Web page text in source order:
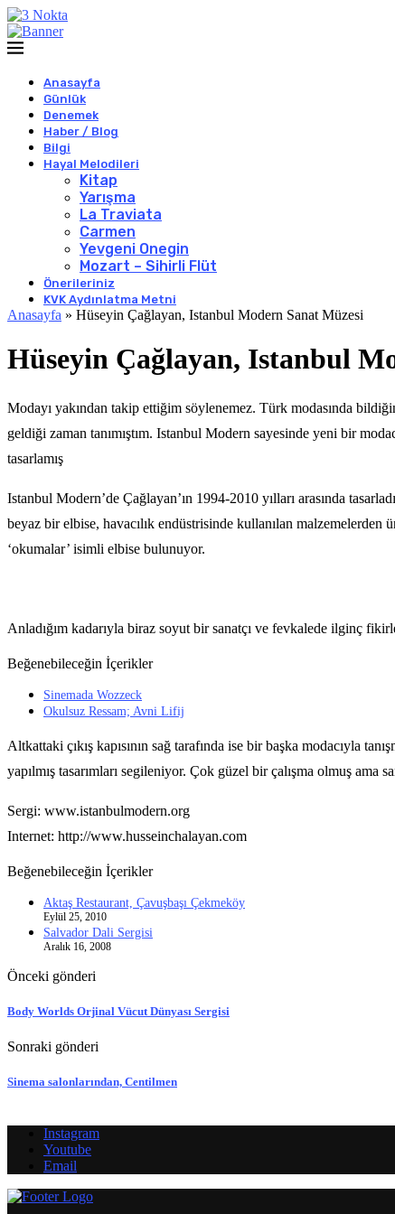
Anasayfa
Günlük
Denemek
Haber / Blog
Bilgi
Hayal Melodileri
Kitap
Yarışma
La Traviata
Carmen
Yevgeni Onegin
Mozart – Sihirli Flüt
Önerileriniz
KVK Aydınlatma Metni
Anasayfa » Hüseyin Çağlayan, Istanbul Modern Sanat Müzesi
Hüseyin Çağlayan, Istanbul
Modayı yakından takip ettiğim söylenemez. Türk modasında
geldiği zaman tanımıştım. Istanbul Modern sayesinde yeni bir
tasarlamış
Istanbul Modern’de Çağlayan’ın 1994-2010 yılları arasında
beyaz bir elbise, havacılık endüstrisinde kullanılan
‘okumalar’ isimli elbise bulunuyor.
Anladığım kadarıyla biraz soyut bir sanatçı ve fevkalede ilginç
Beğenebileceğin İçerikler
Sinemada Wozzeck
Okulsuz Ressam; Avni Lifij
Altkattaki çıkış kapısının sağ tarafında ise bir başka modacıyla
yapılmış tasarımları segileniyor. Çok güzel bir çalışma olmuş
Sergi: www.istanbulmodern.org
Internet: http://www.husseinchalayan.com
Beğenebileceğin İçerikler
Aktaş Restaurant, Çavuşbaşı Çekmeköy
Eylül 25, 2010
Salvador Dali Sergisi
Aralık 16, 2008
Önceki gönderi
Body Worlds Orjinal Vücut Dünyası Sergisi
Sonraki gönderi
Sinema salonlarından, Centilmen
Instagram
Youtube
Email